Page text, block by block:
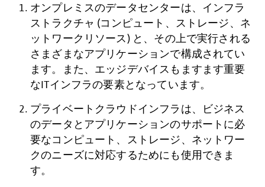
オンプレミスのデータセンターは、インフラ
ストラクチャ (コンピュート、ストレージ、ネ
ットワークリソース) と、その上で実行される
さまざまなアプリケーションで構成されてい
ます。また、エッジデバイスもますます重要
なITインフラの要素となっています。
プライベートクラウドインフラは、ビジネス
のデータとアプリケーションのサポートに必
要なコンピュート、ストレージ、ネットワー
クのニーズに対応するためにも使用できま
す。